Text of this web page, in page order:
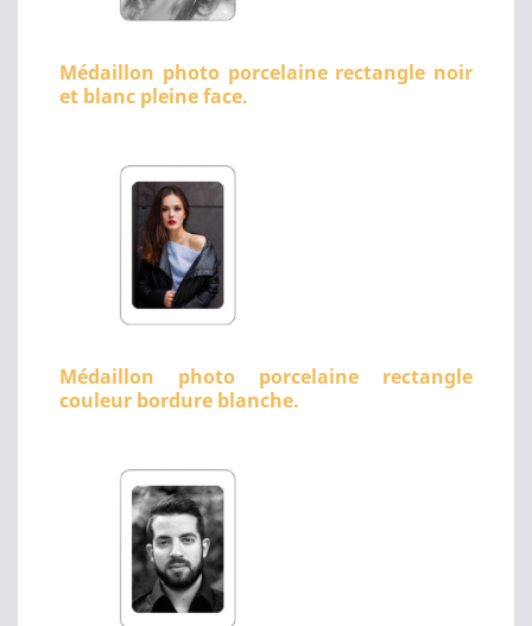
Médaillon photo porcelaine rectangle noir
et blanc pleine face.
Médaillon photo porcelaine rectangle
couleur bordure blanche.